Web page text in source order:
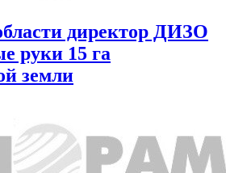
директор ДИЗО
руки 15 га
земли